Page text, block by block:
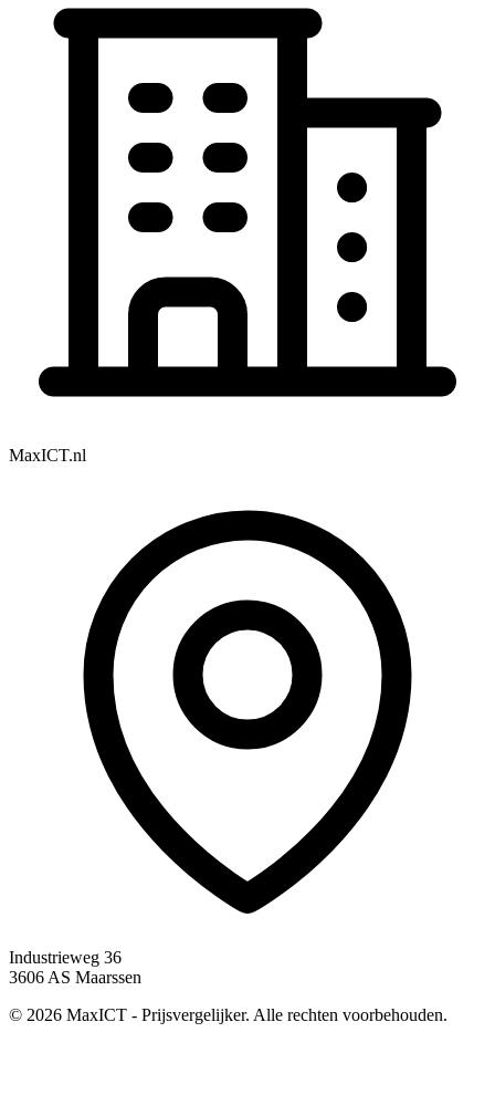
MaxICT.nl
Industrieweg 36
3606 AS Maarssen
© 2026 MaxICT - Prijsvergelijker. Alle rechten voorbehouden.